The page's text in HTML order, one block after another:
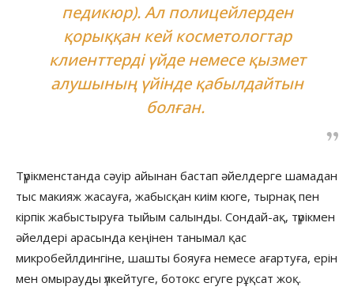
педикюр). Ал полицейлерден
қорыққан кей косметологтар
клиенттерді үйде немесе қызмет
алушының үйінде қабылдайтын
болған.
Түрікменстанда сәуір айынан бастап әйелдерге шамадан
тыс макияж жасауға, жабысқан киім кюге, тырнақ пен
кірпік жабыстыруға тыйым салынды. Сондай-ақ, түрікмен
әйелдері арасында кеңінен танымал қас
микробейлдингіне, шашты бояуға немесе ағартуға, ерін
мен омырауды үлкейтуге, ботокс егуге рұқсат жоқ.